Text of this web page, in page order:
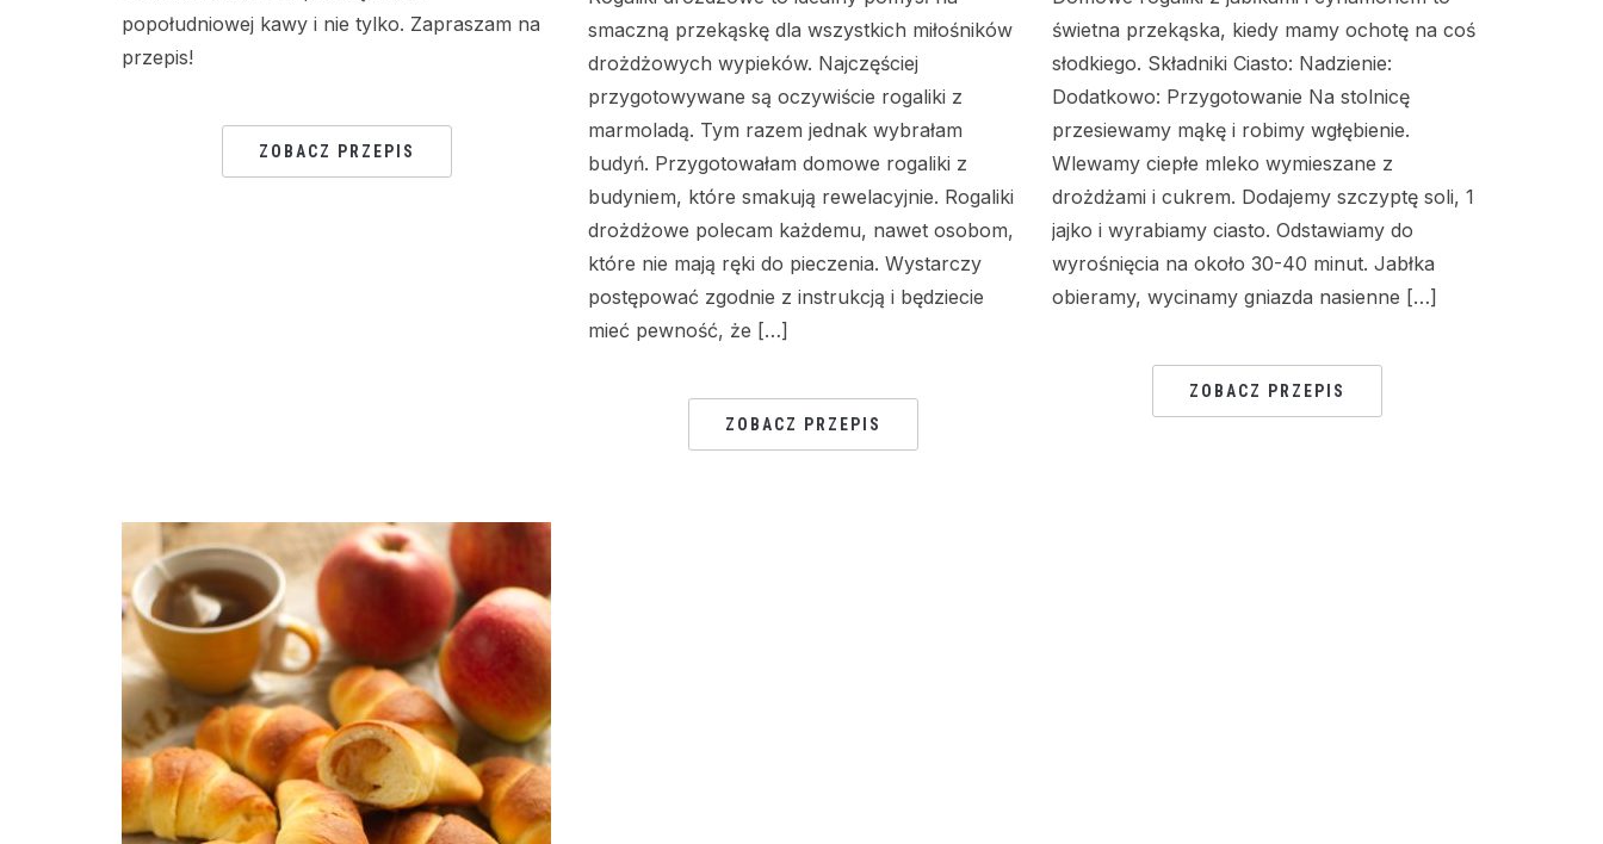
popołudniowej kawy i nie tylko. Zapraszam na
przepis!
ZOBACZ PRZEPIS
smaczną przekąskę dla wszystkich miłośników
drożdżowych wypieków. Najczęściej
przygotowywane są oczywiście rogaliki z
marmoladą. Tym razem jednak wybrałam
budyń. Przygotowałam domowe rogaliki z
budyniem, które smakują rewelacyjnie. Rogaliki
drożdżowe polecam każdemu, nawet osobom,
które nie mają ręki do pieczenia. Wystarczy
postępować zgodnie z instrukcją i będziecie
mieć pewność, że […]
ZOBACZ PRZEPIS
świetna przekąska, kiedy mamy ochotę na coś
słodkiego. Składniki Ciasto: Nadzienie:
Dodatkowo: Przygotowanie Na stolnicę
przesiewamy mąkę i robimy wgłębienie.
Wlewamy ciepłe mleko wymieszane z
drożdżami i cukrem. Dodajemy szczyptę soli, 1
jajko i wyrabiamy ciasto. Odstawiamy do
wyrośnięcia na około 30-40 minut. Jabłka
obieramy, wycinamy gniazda nasienne […]
ZOBACZ PRZEPIS